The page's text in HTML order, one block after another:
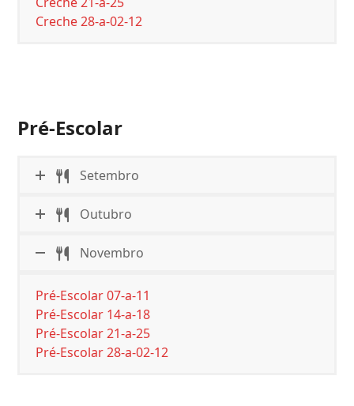
Creche 28-a-02-12
Pré-Escolar
Setembro
Outubro
Novembro
Pré-Escolar 07-a-11
Pré-Escolar 14-a-18
Pré-Escolar 21-a-25
Pré-Escolar 28-a-02-12